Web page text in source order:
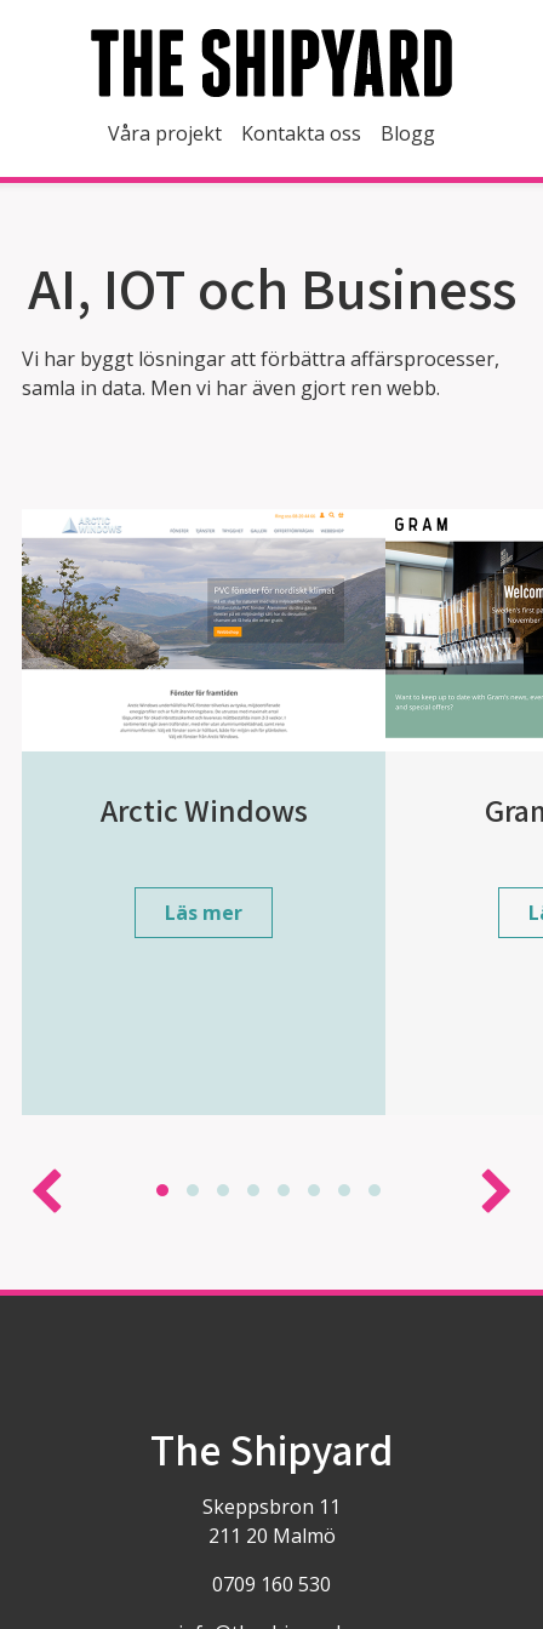
Våra projekt Kontakta oss Blogg
AI, IOT och Business
Vi har byggt lösningar att förbättra affärsprocesser,
samla in data. Men vi har även gjort ren webb.
Arctic Windows
Läs mer
The Shipyard
Skeppsbron 11
211 20 Malmö
0709 160 530